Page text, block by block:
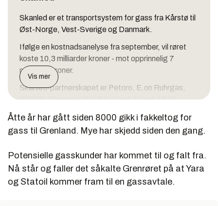
Skanled er et transportsystem for gass fra Kårstø til
Øst-Norge, Vest-Sverige og Danmark.
Ifølge en kostnadsanelyse fra september, vil røret
koste 10,3 milliarder kroner - mot opprinnelig 7
milliarder kroner.
Skanled-partnerskapet er Petoro, E.on Ruhrgas,
PGNiG, Energinet DK, Skagerak Energi, VNG,
Gøteborg Energi, Gasunie og Preem.
Vis mer
Åtte år har gått siden 8000 gikk i fakkeltog for
gass til Grenland. Mye har skjedd siden den gang.
Potensielle gasskunder har kommet til og falt fra.
Nå står og faller det såkalte Grenrøret på at Yara
og Statoil kommer fram til en gassavtale.